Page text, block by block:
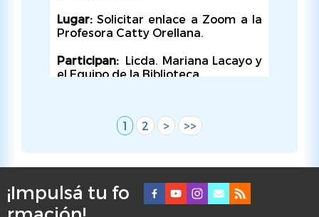
Lugar:Solicitar enlace a Zoom a la
Profesora Catty Orellana.
Participan:Licda. Mariana Lacayo y
el Equipo de la Biblioteca.
de Educación
Página
actual
1 Página
2
Siguiente
página
>
Última
página
>>
F¡Impulsá tu fo